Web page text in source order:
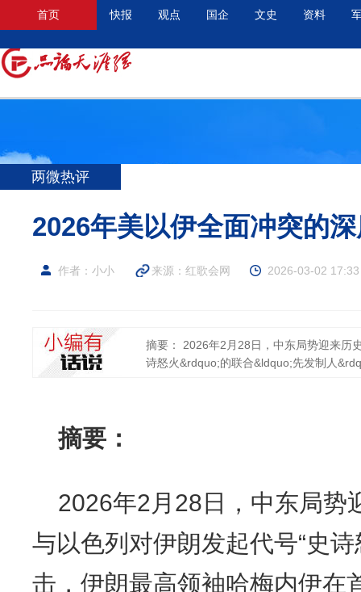
首页 快报 观点 国企 文史 资料
两微热评
2026年美以伊全面冲突的
作者：小小 来源： 红歌会网 2026-03-02 17:33
摘要： 2026年2月28日，中东局势迎来历
诗怒火&rdquo;的联合&ldquo;先发制人
摘要：
2026年2月28日，中东局势
与以色列对伊朗发起代号“史诗
击，伊朗最高领袖哈梅内伊在